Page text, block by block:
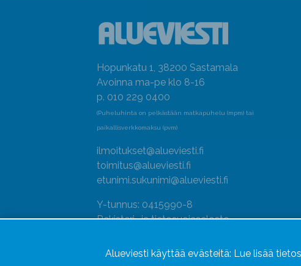
Hopunkatu 1, 38200 Sastamala
Avoinna ma-pe klo 8-16
p. 010 229 0400
(Puheluhinta on pelkästään matkapuhelu (mpm) tai
paikallisverkkomaksu (pvm)
ilmoitukset@alueviesti.fi
toimitus@alueviesti.fi
etunimi.sukunimi@alueviesti.fi
Y-tunnus: 0415990-8
Rekisteri- ja tietosuojaseloste
Seuraa meitä
Alueviesti käyttää evästeitä: Lue lisää